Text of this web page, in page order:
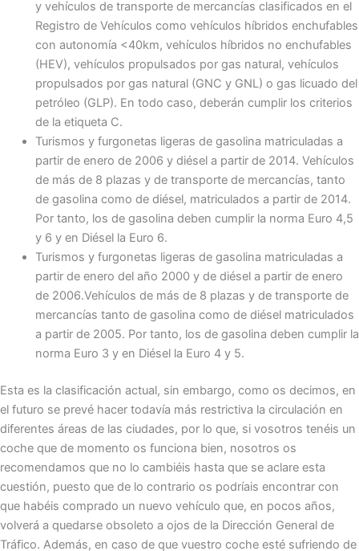
y vehículos de transporte de mercancías clasificados en el
Registro de Vehículos como vehículos híbridos enchufables
con autonomía <40km, vehículos híbridos no enchufables
(HEV), vehículos propulsados por gas natural, vehículos
propulsados por gas natural (GNC y GNL) o gas licuado del
petróleo (GLP). En todo caso, deberán cumplir los criterios
de la etiqueta C.
Turismos y furgonetas ligeras de gasolina matriculadas a
partir de enero de 2006 y diésel a partir de 2014. Vehículos
de más de 8 plazas y de transporte de mercancías, tanto
de gasolina como de diésel, matriculados a partir de 2014.
Por tanto, los de gasolina deben cumplir la norma Euro 4,5
y 6 y en Diésel la Euro 6.
Turismos y furgonetas ligeras de gasolina matriculadas a
partir de enero del año 2000 y de diésel a partir de enero
de 2006.Vehículos de más de 8 plazas y de transporte de
mercancías tanto de gasolina como de diésel matriculados
a partir de 2005. Por tanto, los de gasolina deben cumplir la
norma Euro 3 y en Diésel la Euro 4 y 5.
Esta es la clasificación actual, sin embargo, como os decimos, en
el futuro se prevé hacer todavía más restrictiva la circulación en
diferentes áreas de las ciudades, por lo que, si vosotros tenéis un
coche que de momento os funciona bien, nosotros os
recomendamos que no lo cambiéis hasta que se aclare esta
cuestión, puesto que de lo contrario os podríais encontrar con
que habéis comprado un nuevo vehículo que, en pocos años,
volverá a quedarse obsoleto a ojos de la Dirección General de
Tráfico. Además, en caso de que vuestro coche esté sufriendo de